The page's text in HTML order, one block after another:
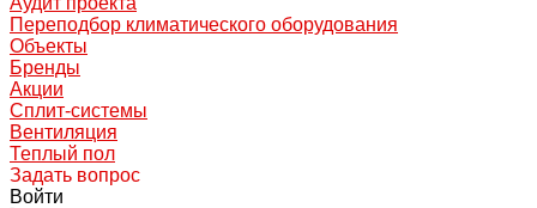
Переподбор климатического оборудования
Объекты
Бренды
Акции
Сплит-системы
Вентиляция
Теплый пол
Задать вопрос
Войти